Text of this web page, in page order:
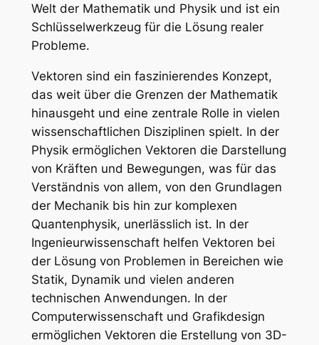
Welt der Mathematik und Physik und ist ein
Schlüsselwerkzeug für die Lösung realer
Probleme.
Vektoren sind ein faszinierendes Konzept,
das weit über die Grenzen der Mathematik
hinausgeht und eine zentrale Rolle in vielen
wissenschaftlichen Disziplinen spielt. In der
Physik ermöglichen Vektoren die Darstellung
von Kräften und Bewegungen, was für das
Verständnis von allem, von den Grundlagen
der Mechanik bis hin zur komplexen
Quantenphysik, unerlässlich ist. In der
Ingenieurwissenschaft helfen Vektoren bei
der Lösung von Problemen in Bereichen wie
Statik, Dynamik und vielen anderen
technischen Anwendungen. In der
Computerwissenschaft und Grafikdesign
ermöglichen Vektoren die Erstellung von 3D-